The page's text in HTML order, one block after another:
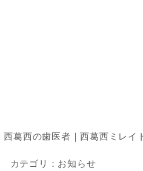
西葛西の歯医者｜西葛西ミレイ
カテゴリ： お知らせ